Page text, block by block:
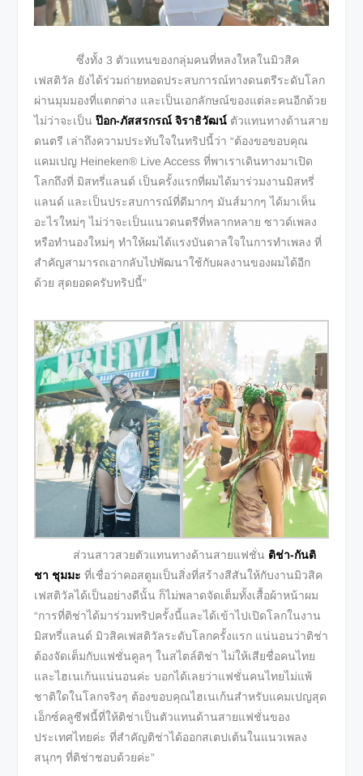
ซึ่งทั้ง 3 ตัวแทนของกลุ่มคนที่หลงใหลในมิวสิค
เฟสติวัล ยังได้ร่วมถ่ายทอดประสบการณ์ทางดนตรีระดับโลก
ผ่านมุมมองที่แตกต่าง และเป็นเอกลักษณ์ของแต่ละคนอีกด้วย
ไม่ว่าจะเป็นป๊อก-ภัสสรกรณ์ จิราธิวัฒน์ ตัวแทนทางด้านสาย
ดนตรี เล่าถึงความประทับใจในทริปนี้ว่า “ต้องขอขอบคุณ
แคมเปญ Heineken® Live Access ที่พาเราเดินทางมาเปิด
โลกถึงที่ มิสทรี่แลนด์ เป็นครั้งแรกที่ผมได้มาร่วมงานมิสทรี่
แลนด์ และเป็นประสบการณ์ที่ดีมากๆ มันส์มากๆ ได้มาเห็น
อะไรใหม่ๆ ไม่ว่าจะเป็นแนวดนตรีที่หลากหลาย ซาวด์เพลง
หรือทำนองใหม่ๆ ทำให้ผมได้แรงบันดาลใจในการทำเพลง ที่
สำคัญสามารถเอากลับไปพัฒนาใช้กับผลงานของผมได้อีก
ด้วย สุดยอดครับทริปนี้”
ส่วนสาวสวยตัวแทนทางด้านสายแฟชั่น ติช่า-กันติ
ชา ชุมมะ ที่เชื่อว่าคอสตูมเป็นสิ่งที่สร้างสีสันให้กับงานมิวสิค
เฟสติวัลได้เป็นอย่างดีนั้น ก็ไม่พลาดจัดเต็มทั้งเสื้อผ้าหน้าผม
“การที่ติช่าได้มาร่วมทริปครั้งนี้และได้เข้าไปเปิดโลกในงาน
มิสทรี่แลนด์ มิวสิคเฟสติวัลระดับโลกครั้งแรก แน่นอนว่าติช่า
ต้องจัดเต็มกับแฟชั่นคูลๆ ในสไตล์ติช่า ไม่ให้เสียชื่อคนไทย
และไฮเนเก้นแน่นอนค่ะ บอกได้เลยว่าแฟชั่นคนไทยไม่แพ้
ชาติใดในโลกจริงๆ ต้องขอบคุณไฮเนเก้นสำหรับแคมเปญสุด
เอ็กซ์คลูซีฟนี้ที่ให้ติช่าเป็นตัวแทนด้านสายแฟชั่นของ
ประเทศไทยค่ะ ที่สำคัญติช่าได้ออกสเตปเต้นในแนวเพลง
สนุกๆ ที่ติช่าชอบด้วยค่ะ”